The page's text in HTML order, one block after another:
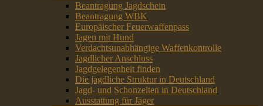
Beantragung Jagdschein
Beantragung WBK
Europäischer Feuerwaffenpass
Jagen mit Hund
Verdachtsunabhängige Waffenkontrolle
Jagdlicher Anschluss
Jagdgelegenheit finden
Die jagdliche Struktur in Deutschland
Jagd- und Schonzeiten in Deutschland
Ausstattung für Jäger